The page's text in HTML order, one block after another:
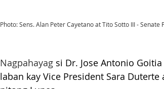
Photo: Sens. Alan Peter Cayetano at Tito Sotto III - Senate
Nagpahayag si Dr. Jose Antonio
laban kay Vice President Sara